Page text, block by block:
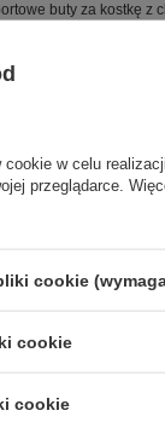
buty za kostkę z
język i
w celu
przeglądarce.
cookie
cookie
cookie